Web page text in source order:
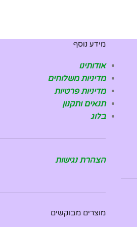
מידע נוסף
אודותינו
מדיניות משלוחים
מדיניות פרטיות
תנאים ותקנון
בלוג
הצהרת נגישות
מוצרים מבוקשים